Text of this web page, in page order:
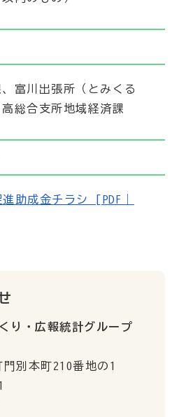
富川出張所（とみくる
総合支所地域経済課
助成金チラシ [PDF｜
り・広報統計グループ
別本町210番地の1